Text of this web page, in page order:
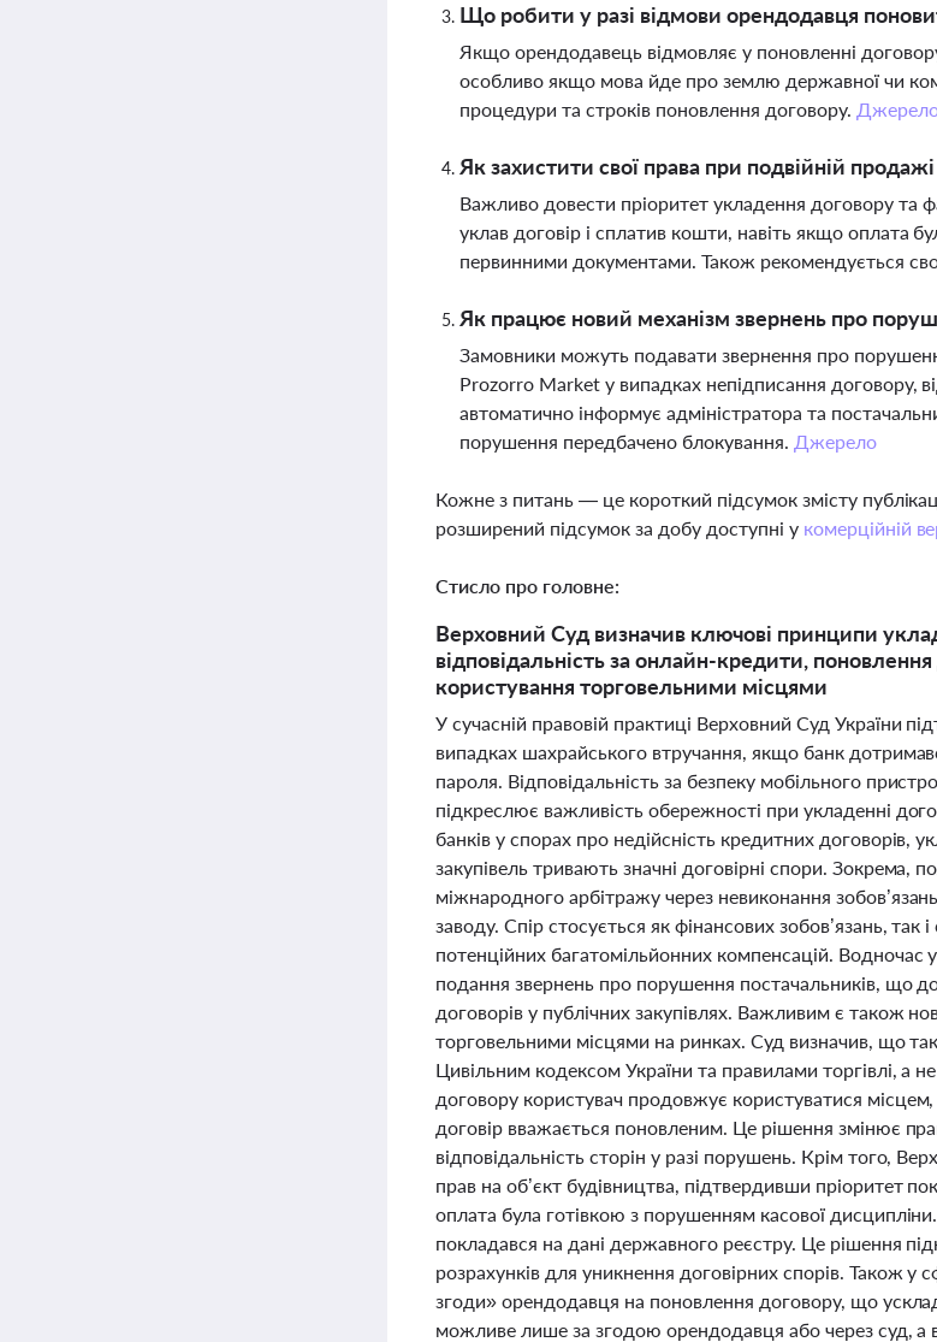
Що робити у разі відмови орендодавця
Якщо орендодавець відмовляє у поновленні
особливо якщо мова йде про землю державної чи
процедури та строків поновлення договору.
Як захистити свої права при подвійній
Важливо довести пріоритет укладення договору та
уклав договір і сплатив кошти, навіть якщо оплата
первинними документами. Також рекомендується
Як працює новий механізм звернень про
Замовники можуть подавати звернення про
Prozorro Market у випадках непідписання договору,
автоматично інформує адміністратора та
порушення передбачено блокування. Джерело
Кожне з питань — це короткий підсумок змісту
розширений підсумок за добу доступні у комерційній
Стисло про головне:
Верховний Суд визначив ключові принципи
відповідальність за онлайн-кредити,
користування торговельними місцями
У сучасній правовій практиці Верховний Суд України
випадках шахрайського втручання, якщо банк
пароля. Відповідальність за безпеку мобільного
підкреслює важливість обережності при укладенні
банків у спорах про недійсність кредитних договорів,
закупівель тривають значні договірні спори. Зокрема,
міжнародного арбітражу через невиконання
заводу. Спір стосується як фінансових зобов’язань,
потенційних багатомільйонних компенсацій.
подання звернень про порушення постачальників, що
договорів у публічних закупівлях. Важливим є також
торговельними місцями на ринках. Суд визначив, що
Цивільним кодексом України та правилами торгівлі, а
договору користувач продовжує користуватися
договір вважається поновленим. Це рішення змінює
відповідальність сторін у разі порушень. Крім того,
прав на об’єкт будівництва, підтвердивши пріоритет
оплата була готівкою з порушенням касової
покладався на дані державного реєстру. Це рішення
розрахунків для уникнення договірних спорів. Також у
згоди» орендодавця на поновлення договору, що
можливе лише за згодою орендодавця або через суд, а